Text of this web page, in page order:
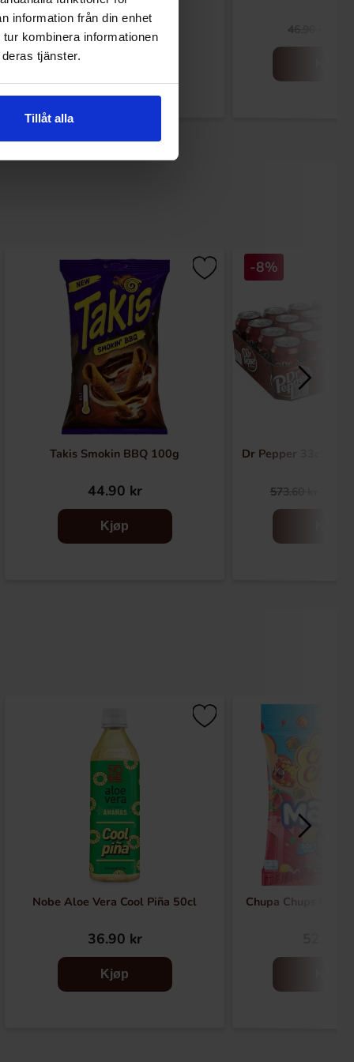
information från din enhet
kombinera informationen
tjänster.
Tillåt alla
30.90 kr 46.90 kr
Takis Smokin BBQ 100g
44.90 kr
Kjøp
-8%
Dr Pepper 33cl x
573.60 kr
Nobe Aloe Vera Cool Piña 50cl
36.90 kr
Kjøp
Chupa Chups